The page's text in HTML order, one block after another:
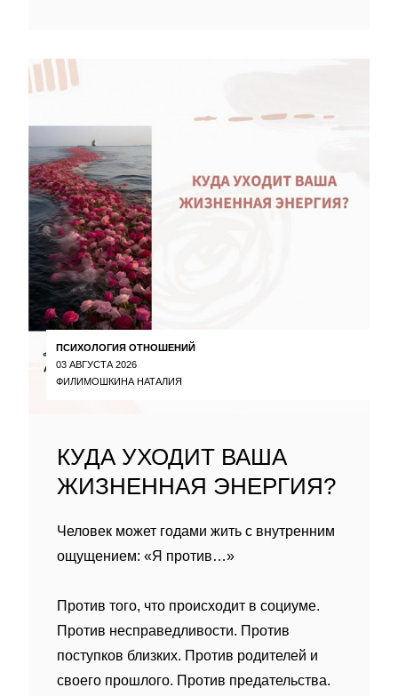
ПСИХОЛОГИЯ ОТНОШЕНИЙ
03 АВГУСТА 2026
ФИЛИМОШКИНА НАТАЛИЯ
КУДА УХОДИТ ВАША
ЖИЗНЕННАЯ ЭНЕРГИЯ?
Человек может годами жить с внутренним
ощущением: «Я против…»
Против того, что происходит в социуме.
Против несправедливости. Против
поступков близких. Против родителей и
своего прошлого. Против предательства.